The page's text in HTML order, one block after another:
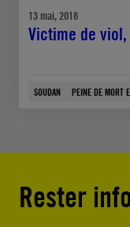
13 mai, 2018
Victime de
SOUDAN PEINE DE MORT
Rester